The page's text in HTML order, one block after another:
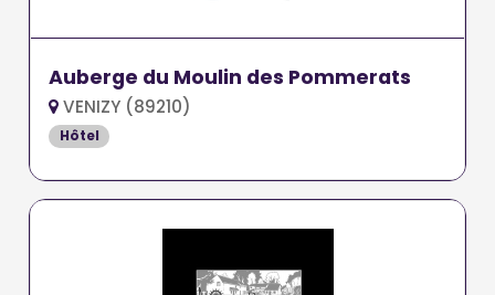
Auberge du Moulin des Pommerats
VENIZY (89210)
Hôtel